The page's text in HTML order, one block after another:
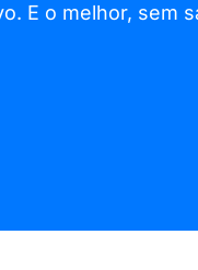
E o melhor, sem